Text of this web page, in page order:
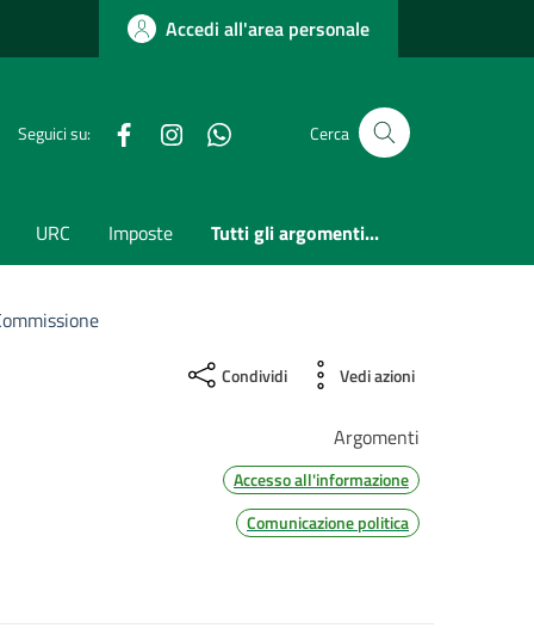
Accedi all'area personale
Seguici su: FacebookInstagramwhatsappCerca
URC Imposte Tutti gli argomenti...
Condividi Vedi azioni
Argomenti
Accesso all'informazione
Comunicazione politica